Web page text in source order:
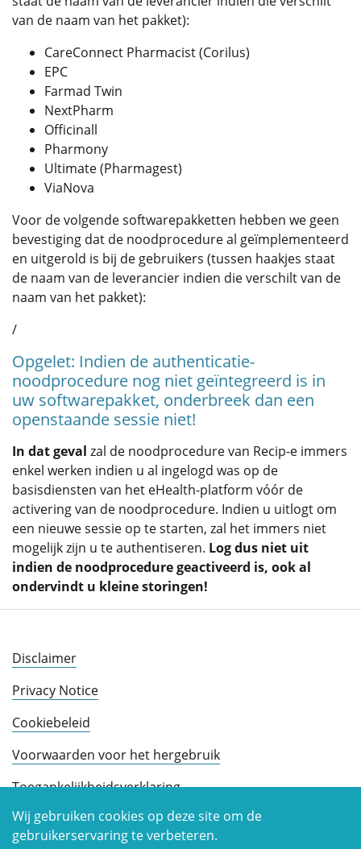
Wij gebruiken cookies op deze site om de
gebruikerservaring te verbeteren.
van de naam van het pakket):
CareConnect Pharmacist (Corilus)
EPC
Farmad Twin
NextPharm
Officinall
Pharmony
Ultimate (Pharmagest)
ViaNova
Voor de volgende softwarepakketten hebben we geen
bevestiging dat de noodprocedure al geïmplementeerd
en uitgerold is bij de gebruikers (tussen haakjes staat
de naam van de leverancier indien die verschilt van de
naam van het pakket):
/
Opgelet: Indien de authenticatie-
noodprocedure nog niet geïntegreerd is in
uw softwarepakket, onderbreek dan een
openstaande sessie niet!
In dat geval zal de noodprocedure van Recip-e immers
enkel werken indien u al ingelogd was op de
basisdiensten van het eHealth-platform vóór de
activering van de noodprocedure. Indien u uitlogt om
een nieuwe sessie op te starten, zal het immers niet
mogelijk zijn u te authentiseren. Log dus niet uit
indien de noodprocedure geactiveerd is, ook al
ondervindt u kleine storingen!
Disclaimer
Privacy Notice
Cookiebeleid
Voorwaarden voor het hergebruik
Toegankelijkheidsverklaring